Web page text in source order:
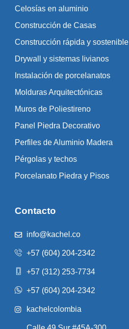
Celosías en aluminio
Construcción de Casas
Construcción rápida y sostenible
Drywall y sistemas livianos
Instalación de porcelanatos
Molduras Arquitectónicas
Muros de Poliestireno
Panel Piedra Decorativo
Perfiles de Aluminio Madera
Pérgolas y techos
Porcelanato Piedra y Pisos
Contacto
info@kachel.co
+57 (604) 204-2342
+57 (312) 253-7734
+57 (604) 204-2342
kachelcolombia